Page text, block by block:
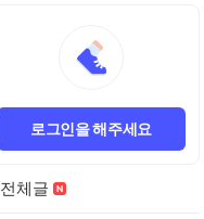
로그인을 해주세요
전체글